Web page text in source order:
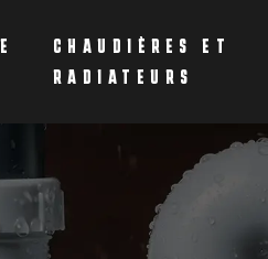
CHAUDIÈRES ET
RADIATEURS